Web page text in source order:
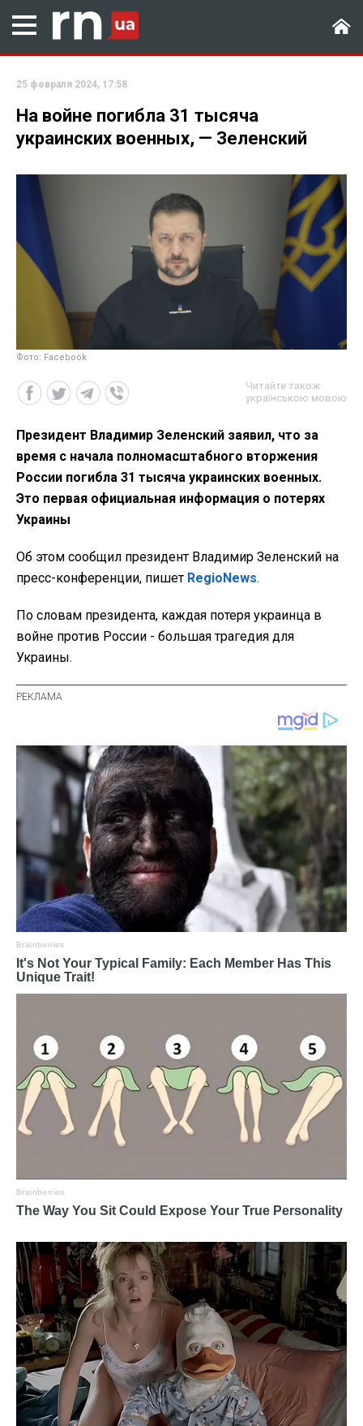
25 февраля 2024, 17:58
На войне погибла 31 тысяча
украинских военных, — Зеленский
Фото: Facebook
Читайте також
українською мовою
Президент Владимир Зеленский заявил, что за
время с начала полномасштабного вторжения
России погибла 31 тысяча украинских военных.
Это первая официальная информация о потерях
Украины
Об этом сообщил президент Владимир Зеленский на
пресс-конференции, пишет RegioNews.
По словам президента, каждая потеря украинца в
войне против России - большая трагедия для
Украины.